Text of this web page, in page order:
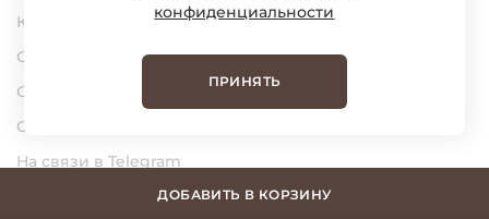
ДОБАВИТЬ В КОРЗИНУ
Контакты
Статьи
Сертификаты
Обратная связь
На связи в Telegram
конфиденциальности
ПРИНЯТЬ